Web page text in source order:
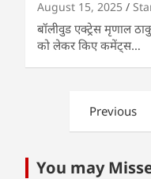
August 15, 2025
बॉलीवुड एक्ट्रेस मृणाल
को लेकर किए कमेंट्स…
PostsPrevious
You may